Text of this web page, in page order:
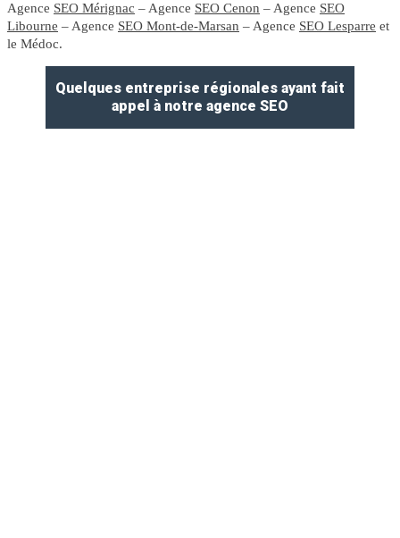
Agence SEO Mérignac – Agence SEO Cenon – Agence SEO
Libourne – Agence SEO Mont-de-Marsan – Agence SEO Lesparre et
le Médoc.
Quelques entreprise régionales ayant fait
appel à notre agence SEO